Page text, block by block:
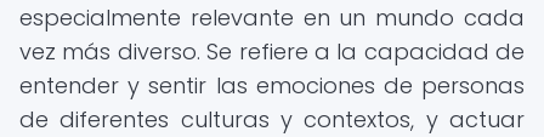
especialmente relevante en un mundo cada
vez más diverso. Se refiere a la capacidad de
entender y sentir las emociones de personas
de diferentes culturas y contextos, y actuar